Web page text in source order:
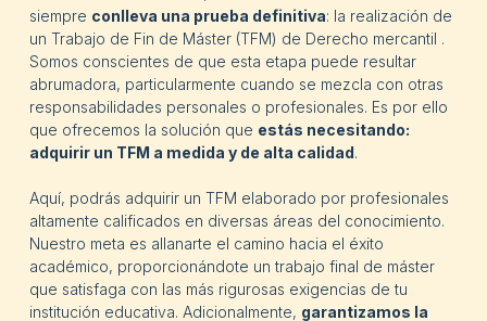
siempre conlleva una prueba definitiva: la realización de
un Trabajo de Fin de Máster (TFM) de Derecho mercantil .
Somos conscientes de que esta etapa puede resultar
abrumadora, particularmente cuando se mezcla con otras
responsabilidades personales o profesionales. Es por ello
que ofrecemos la solución que estás necesitando:
adquirir un TFM a medida y de alta calidad.
Aquí, podrás adquirir un TFM elaborado por profesionales
altamente calificados en diversas áreas del conocimiento.
Nuestro meta es allanarte el camino hacia el éxito
académico, proporcionándote un trabajo final de máster
que satisfaga con las más rigurosas exigencias de tu
institución educativa. Adicionalmente, garantizamos la